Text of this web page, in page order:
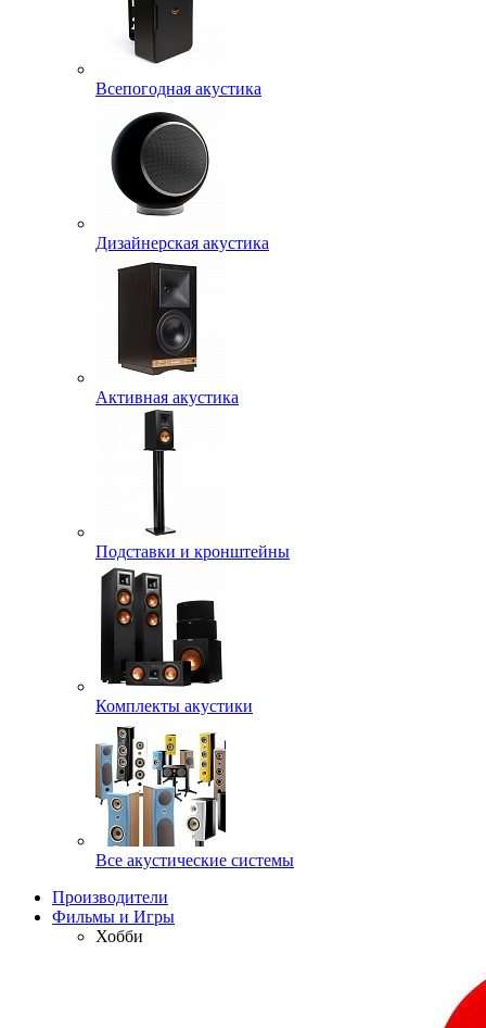
Всепогодная акустика
Дизайнерская акустика
Активная акустика
Подставки и кронштейны
Комплекты акустики
Все акустические системы
Производители
Фильмы и Игры
Хобби